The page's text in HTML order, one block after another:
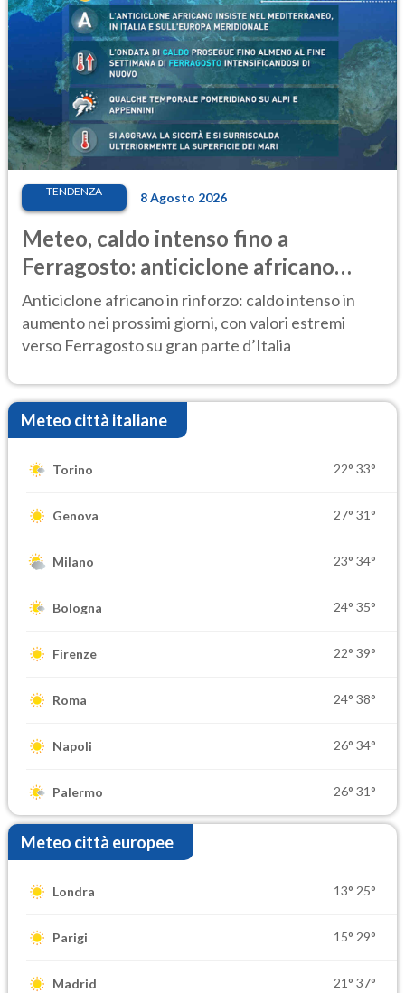
TENDENZA 8 Agosto 2026
Meteo, caldo intenso fino a
Ferragosto: anticiclone africano
ancora protagonista
Anticiclone africano in rinforzo: caldo intenso in
aumento nei prossimi giorni, con valori estremi
verso Ferragosto su gran parte d’Italia
Meteo città italiane
Torino 22° 33°
Genova 27° 31°
Milano 23° 34°
Bologna 24° 35°
Firenze 22° 39°
Roma 24° 38°
Napoli 26° 34°
Palermo 26° 31°
Meteo città europee
Londra 13° 25°
Parigi 15° 29°
Madrid 21° 37°